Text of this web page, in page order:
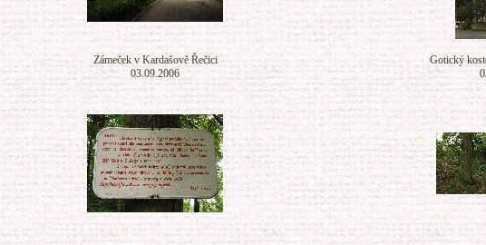
Zámeček v Kardašově Řečici
03.09.2006
Gotický